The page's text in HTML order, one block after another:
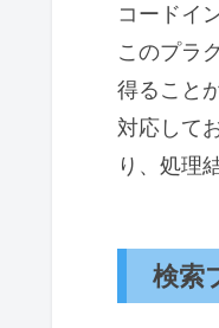
コードイ
このプラ
得ること
対応して
り、処理
検索